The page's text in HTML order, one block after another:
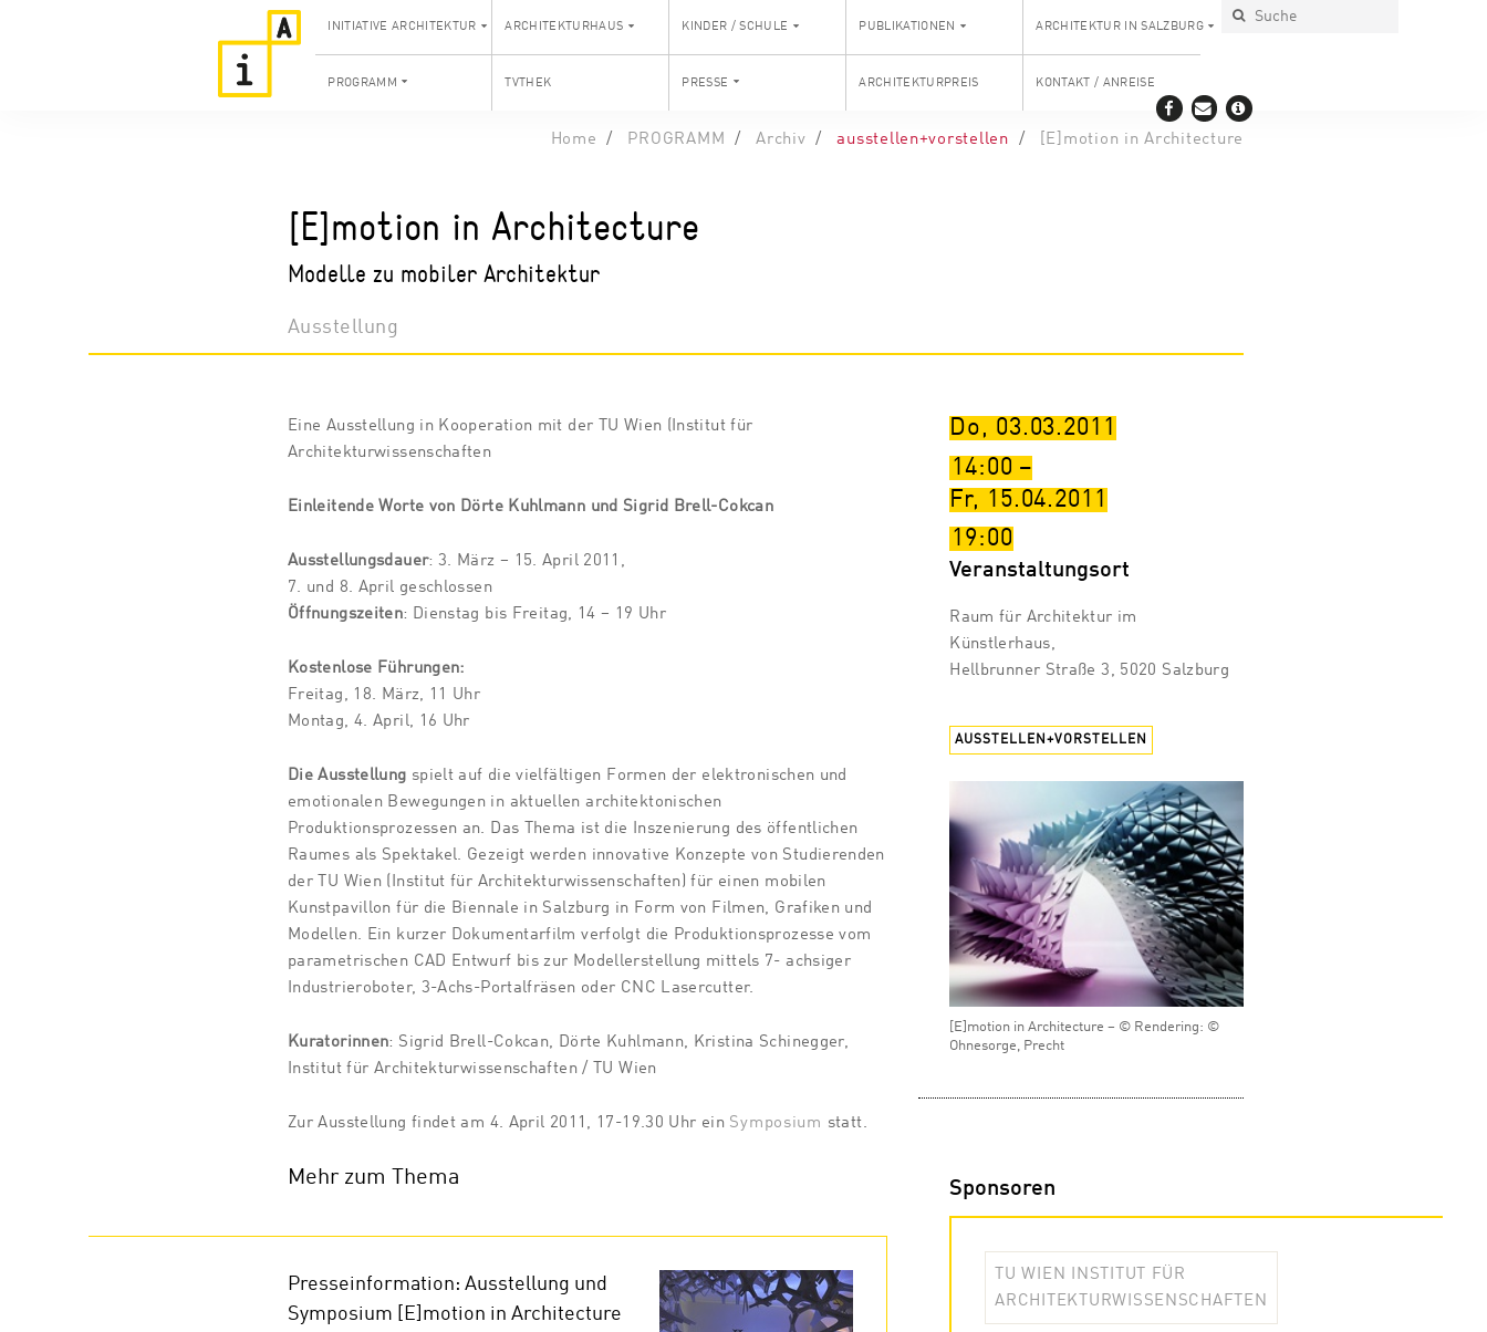
INITIATIVE ARCHITEKTUR ARCHITEKTURHAUS KINDER / SCHULE PUBLIKATIONEN ARCHITEKTUR IN SALZBURG
PROGRAMM TVTHEK PRESSE ARCHITEKTURPREIS KONTAKT / ANREISE
Home PROGRAMM Archiv ausstellen+vorstellen [E]motion in Architecture
[E]motion in Architecture
Modelle zu mobiler Architektur
Ausstellung
Do, 03.03.2011
14:00 –
Fr, 15.04.2011
19:00
Veranstaltungsort
Raum für Architektur im
Künstlerhaus,
Hellbrunner Straße 3, 5020 Salzburg
AUSSTELLEN+VORSTELLEN
[E]motion in Architecture – © Rendering: ©
Ohnesorge, Precht
Eine Ausstellung in Kooperation mit der TU Wien (Institut für
Architekturwissenschaften
Einleitende Worte von Dörte Kuhlmann und Sigrid Brell-Cokcan
Ausstellungsdauer: 3. März – 15. April 2011,
7. und 8. April geschlossen
Öffnungszeiten: Dienstag bis Freitag, 14 – 19 Uhr
Kostenlose Führungen:
Freitag, 18. März, 11 Uhr
Montag, 4. April, 16 Uhr
Die Ausstellung spielt auf die vielfältigen Formen der elektronischen und
emotionalen Bewegungen in aktuellen architektonischen
Produktionsprozessen an. Das Thema ist die Inszenierung des öffentlichen
Raumes als Spektakel. Gezeigt werden innovative Konzepte von Studierenden
der TU Wien (Institut für Architekturwissenschaften) für einen mobilen
Kunstpavillon für die Biennale in Salzburg in Form von Filmen, Grafiken und
Modellen. Ein kurzer Dokumentarfilm verfolgt die Produktionsprozesse vom
parametrischen CAD Entwurf bis zur Modellerstellung mittels 7- achsiger
Industrieroboter, 3-Achs-Portalfräsen oder CNC Lasercutter.
Kuratorinnen: Sigrid Brell-Cokcan, Dörte Kuhlmann, Kristina Schinegger,
Institut für Architekturwissenschaften / TU Wien
Zur Ausstellung findet am 4. April 2011, 17-19.30 Uhr ein Symposium statt.
Mehr zum Thema
Presseinformation: Ausstellung und
Symposium [E]motion in Architecture
Sponsoren
TU WIEN INSTITUT FÜR
ARCHITEKTURWISSENSCHAFTEN